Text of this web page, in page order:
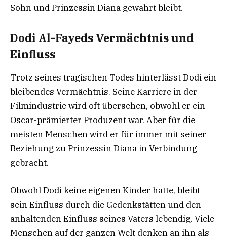
Sohn und Prinzessin Diana gewahrt bleibt.
Dodi Al-Fayeds Vermächtnis und
Einfluss
Trotz seines tragischen Todes hinterlässt Dodi ein
bleibendes Vermächtnis. Seine Karriere in der
Filmindustrie wird oft übersehen, obwohl er ein
Oscar-prämierter Produzent war. Aber für die
meisten Menschen wird er für immer mit seiner
Beziehung zu Prinzessin Diana in Verbindung
gebracht.
Obwohl Dodi keine eigenen Kinder hatte, bleibt
sein Einfluss durch die Gedenkstätten und den
anhaltenden Einfluss seines Vaters lebendig. Viele
Menschen auf der ganzen Welt denken an ihn als